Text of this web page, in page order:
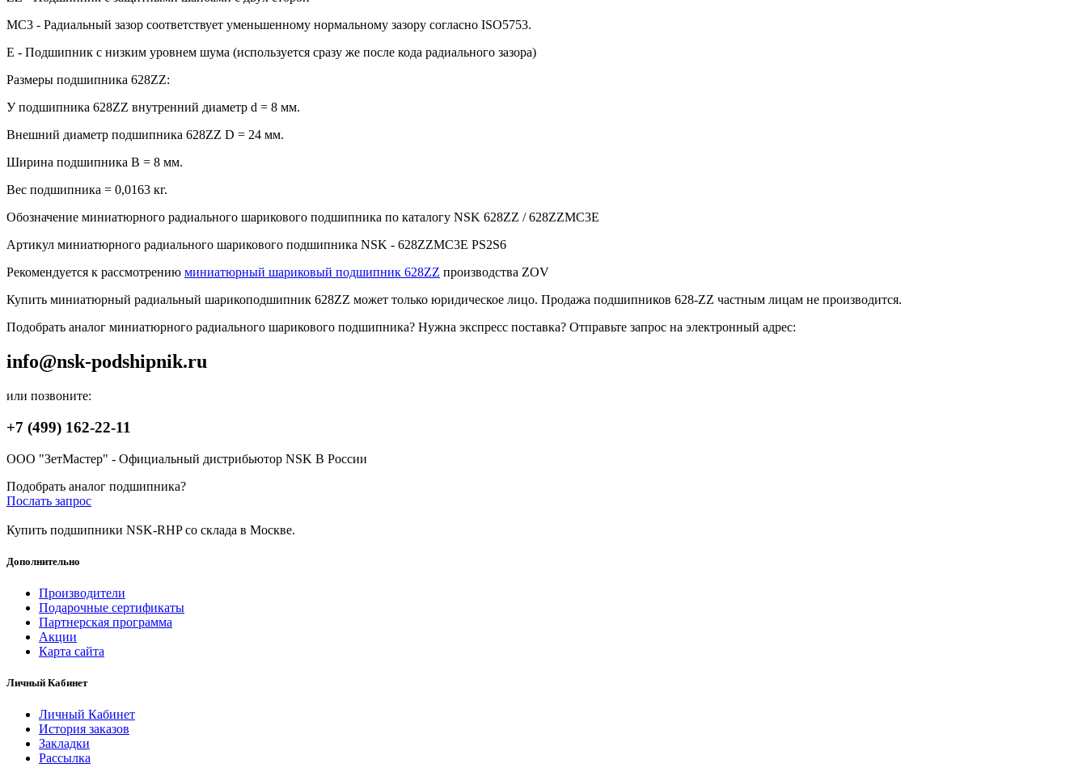
MC3 - Радиальный зазор соответствует уменьшенному нормальному зазору согласно ISO5753.
E - Подшипник с низким уровнем шума (используется сразу же после кода радиального зазора)
Размеры подшипника 628ZZ:
У подшипника 628ZZ внутренний диаметр d = 8 мм.
Внешний диаметр подшипника 628ZZ D = 24 мм.
Ширина подшипника B = 8 мм.
Вес подшипника = 0,0163 кг.
Обозначение миниатюрного радиального шарикового подшипника по каталогу NSK 628ZZ / 628ZZMC3E
Артикул миниатюрного радиального шарикового подшипника NSK - 628ZZMC3E PS2S6
Рекомендуется к рассмотрению миниатюрный шариковый подшипник 628ZZ производства ZOV
Купить миниатюрный радиальный шарикоподшипник 628ZZ может только юридическое лицо. Продажа подшипников 628-ZZ частным лицам не производится.
Подобрать аналог миниатюрного радиального шарикового подшипника? Нужна экспресс поставка? Отправьте запрос на электронный адрес:
info@nsk-podshipnik.ru
или позвоните:
+7 (499) 162-22-11
ООО "ЗетМастер" - Официальный дистрибьютор NSK В России
Подобрать аналог подшипника?
Послать запрос
Купить подшипники NSK-RHP со склада в Москве.
Дополнительно
Производители
Подарочные сертификаты
Партнерская программа
Акции
Карта сайта
Личный Кабинет
Личный Кабинет
История заказов
Закладки
Рассылка